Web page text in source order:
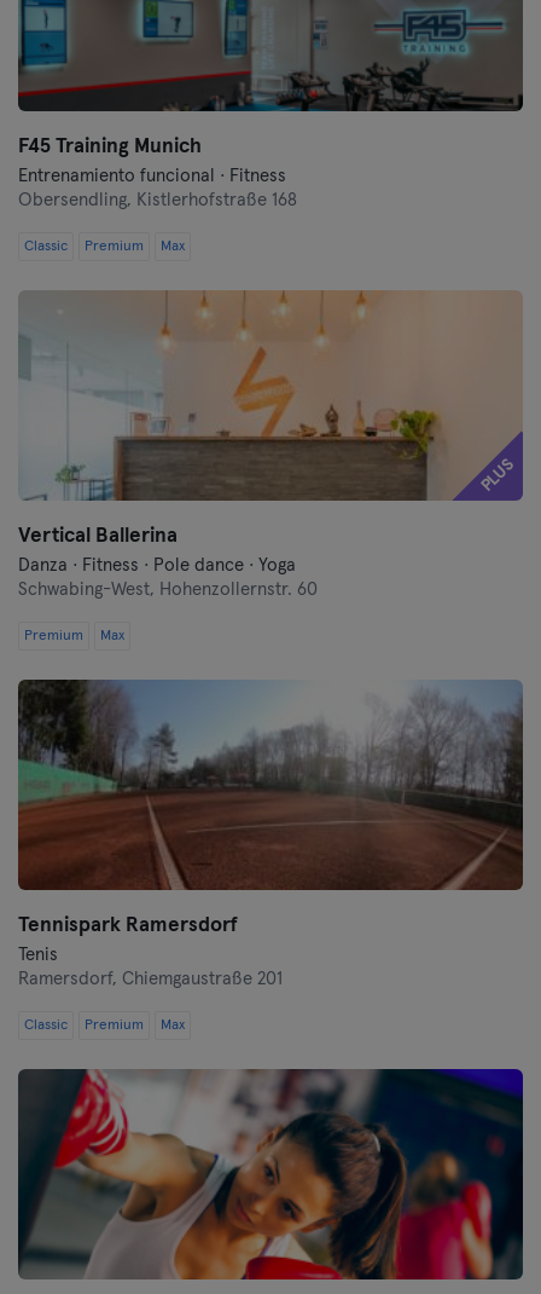
F45 Training Munich
Entrenamiento funcional · Fitness
Obersendling, Kistlerhofstraße 168
Classic Premium Max
PLUS
Vertical Ballerina
Danza · Fitness · Pole dance · Yoga
Schwabing-West, Hohenzollernstr. 60
Premium Max
Tennispark Ramersdorf
Tenis
Ramersdorf, Chiemgaustraße 201
Classic Premium Max